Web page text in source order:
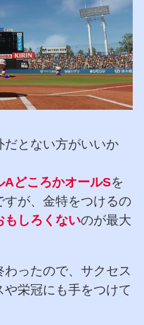
とない方がいいか
AどころかオールSを
が、金特をつけるの
もしろくないのが最大
ったので、サクセス
栄冠にも手をつけて